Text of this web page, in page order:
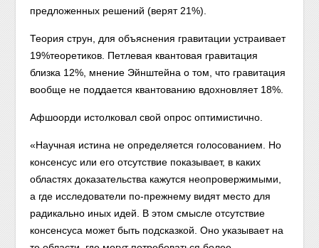
предложенных решений (верят 21%).
Теория струн, для объяснения гравитации устраивает
19%теоретиков. Петлевая квантовая гравитация
близка 12%, мнение Эйнштейна о том, что гравитация
вообще не поддается квантованию вдохновляет 18%.
Афшоорди истолковал свой опрос оптимистично.
«Научная истина не определяется голосованием. Но
консенсус или его отсутствие показывает, в каких
областях доказательства кажутся неопровержимыми,
а где исследователи по-прежнему видят место для
радикально иных идей. В этом смысле отсутствие
консенсуса может быть подсказкой. Оно указывает на